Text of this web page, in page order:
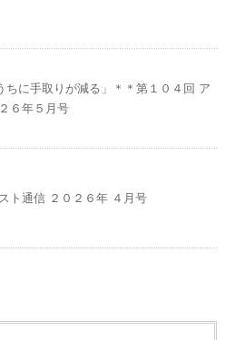
ちに手取りが減る」＊＊第１０４回 ア
６年５月号
ト通信 ２０２６年 ４月号